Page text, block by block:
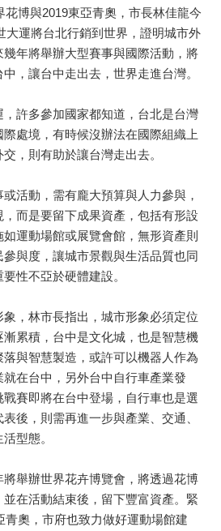
花博與2019東亞青奧，市長林佳龍今
大運將台北行銷到世界，證明城市外
年將舉辦大型賽事與國際活動，將
，讓台中走出去，世界走進台灣。
許多參加國家都知道，台北是台灣
處境，有時候沒辦法在國際組織上
，則有助於讓台灣走出去。
活動，需有龐大預算與人力參與，
而是要留下成果資產，包括有形設
運動場館或展覽會館，無形資產則
與度，讓城市景觀與生活品質也同
性不亞於硬體建設。
，林市長指出，城市形象必須定位
累積，台中是文化城，也是智慧機
與智慧製造，或許可以機器人作為
在台中，另外台中自行車產業發
賽即將在台中登場，自行車也是選
後，則需再進一步與產業、交通、
型態。
舉辦世界花卉博覽會，將透過花博
在活動結束後，留下豐富資產。緊
青奧，市府也致力做好運動場館建